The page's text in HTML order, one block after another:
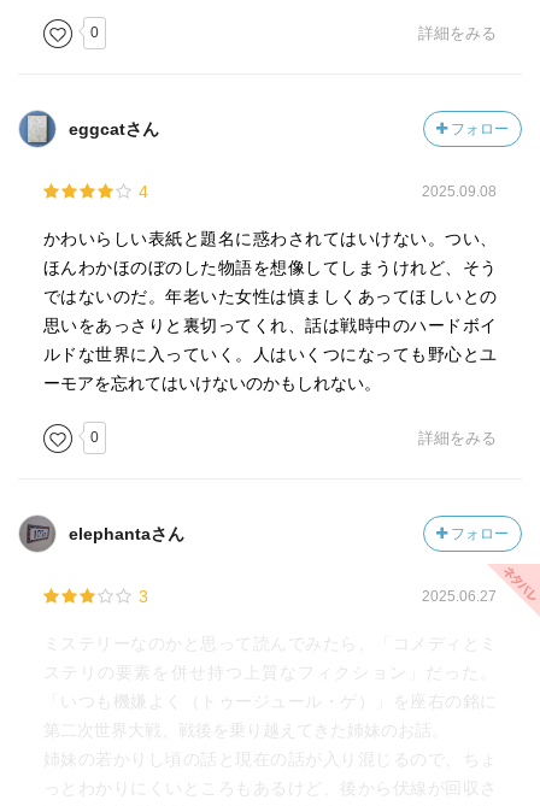
0 詳細をみる
eggcatさん フォロー
4 2025.09.08
かわいらしい表紙と題名に惑わされてはいけない。つい、
ほんわかほのぼのした物語を想像してしまうけれど、そう
ではないのだ。年老いた女性は慎ましくあってほしいとの
思いをあっさりと裏切ってくれ、話は戦時中のハードボイ
ルドな世界に入っていく。人はいくつになっても野心とユ
ーモアを忘れてはいけないのかもしれない。
0 詳細をみる
elephantaさん フォロー
3 2025.06.27
ミステリーなのかと思って読んでみたら、「コメディとミ
ステリの要素を併せ持つ上質なフィクション」だった。
「いつも機嫌よく（トゥージュール・ゲ）」を座右の銘に
第二次世界大戦、戦後を乗り越えてきた姉妹のお話。
姉妹の若かりし頃の話と現在の話が入り混じるので、ちょ
っとわかりにくいところもあるけど、後から伏線が回収さ